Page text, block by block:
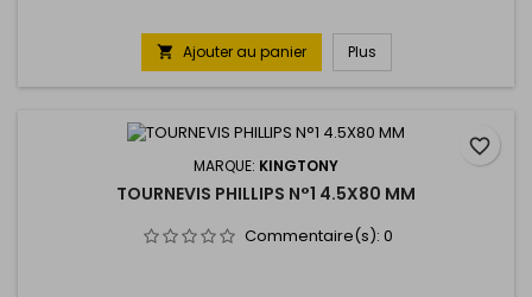
 Ajouter au panier Plus
MARQUE: KINGTONY
TOURNEVIS PHILLIPS N°1 4.5X80 MM
Commentaire(s): 0
favorite_border